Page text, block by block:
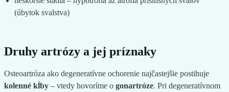
(úbytok svalstva)
Druhy artrózy a jej príznaky
Osteoartróza ako degeneratívne ochorenie najčastejšie postihuje
kolenné kĺby – vtedy hovoríme o gonartróze. Pri degeneratívnom